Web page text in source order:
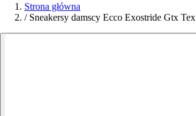
Strona główna
/ Sneakersy damscy Ecco Exostride Gtx Tex